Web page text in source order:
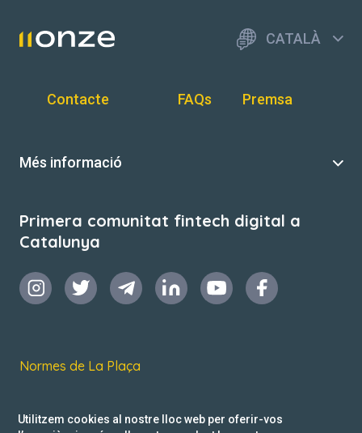
CATALÀ
Contacte FAQs Premsa
Més informació
Primera comunitat fintech digital a
Catalunya
Normes de La Plaça
Utilitzem cookies al nostre lloc web per oferir-vos